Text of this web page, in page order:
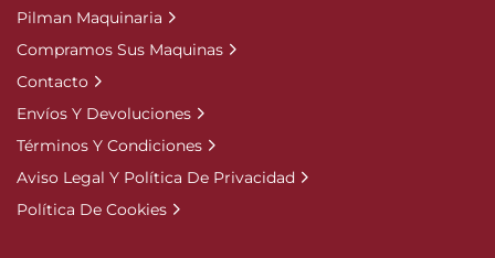
Pilman Maquinaria
Compramos Sus Maquinas
Contacto
Envíos Y Devoluciones
Términos Y Condiciones
Aviso Legal Y Política De Privacidad
Política De Cookies